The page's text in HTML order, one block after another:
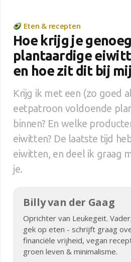
Eten & recepten
Hoe krijg je genoeg
plantaardige
en hoe zit dit bij
Krijg ik met een (zo goed
eetpatroon voldoende
binnen? En welke
eiwitten? De laatste tijd
eiwitten, en deel ik graag
je.
Billy van der Gaag
Oprichter van Leukegeit.
gek op eten - schrijft graag
financiële vrijheid, vegan
groen leven & minimalisme.